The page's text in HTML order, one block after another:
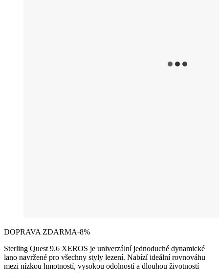
DOPRAVA ZDARMA-8%
Sterling Quest 9.6 XEROS je univerzální jednoduché dynamické
lano navržené pro všechny styly lezení. Nabízí ideální rovnováhu
mezi nízkou hmotností, vysokou odolností a dlouhou životností